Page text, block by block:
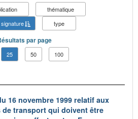
thématique
type
par page
25 50 100
16 novembre 1999 relatif aux
transport qui doivent être